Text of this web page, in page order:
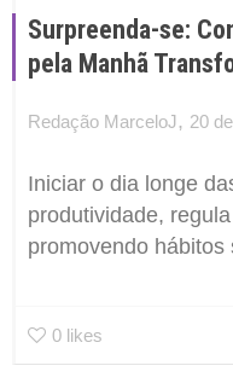
Surpreenda-se:
pela Manhã
Redação MarceloJ, 20
Iniciar o dia longe
produtividade,
promovendo hábitos
0 likes